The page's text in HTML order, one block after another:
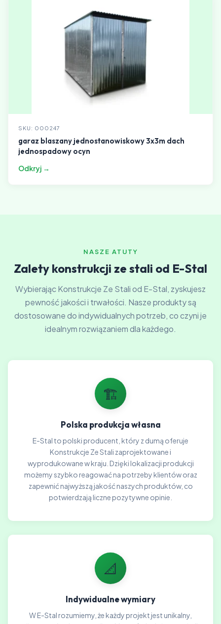
SKU: 000247
garaz blaszany jednostanowiskowy 3x3m dach
jednospadowy ocyn
Odkryj →
NASZE ATUTY
Zalety konstrukcji ze stali od E-Stal
Wybierając Konstrukcje Ze Stali od E-Stal, zyskujesz
pewność jakości i trwałości. Nasze produkty są
dostosowane do indywidualnych potrzeb, co czyni je
idealnym rozwiązaniem dla każdego.
🏗️
Polska produkcja własna
E-Stal to polski producent, który z dumą oferuje
Konstrukcje Ze Stali zaprojektowane i
wyprodukowane w kraju. Dzięki lokalizacji produkcji
możemy szybko reagować na potrzeby klientów oraz
zapewnić najwyższą jakość naszych produktów, co
potwierdzają liczne pozytywne opinie.
📐
Indywidualne wymiary
W E-Stal rozumiemy, że każdy projekt jest unikalny,